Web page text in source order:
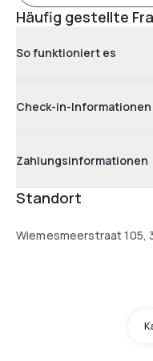
Häufig gestellte
So funktioniert es
Check-in-Informationen
Zahlungsinformationen
Standort
Wiemesmeerstraat 105,